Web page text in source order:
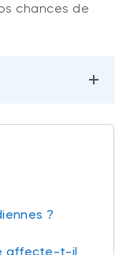
chances de
?
affecte-t-il